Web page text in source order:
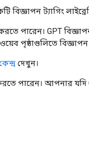
ট্যাগিং
পারেন। GPT
পৃষ্ঠাগুলিতে বিজ্ঞাপন
দেখুন।
পারেন। আপনার